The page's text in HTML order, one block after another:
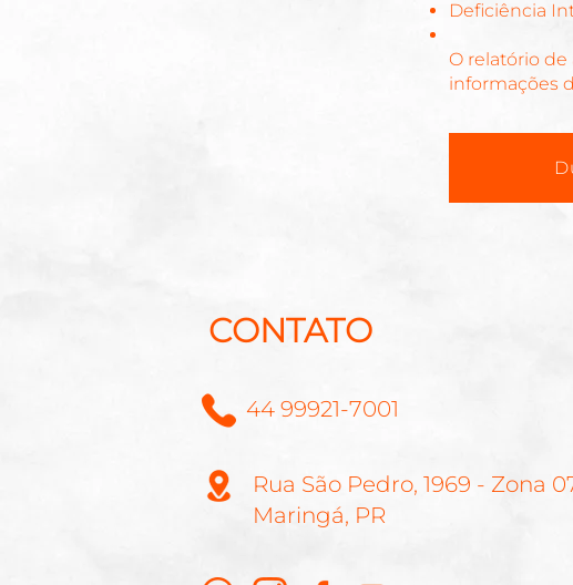
Deficiência
O relatório de
informações
CONTATO
44 99921-7001
Rua São Pedro, 1969 - Zona
Maringá, PR